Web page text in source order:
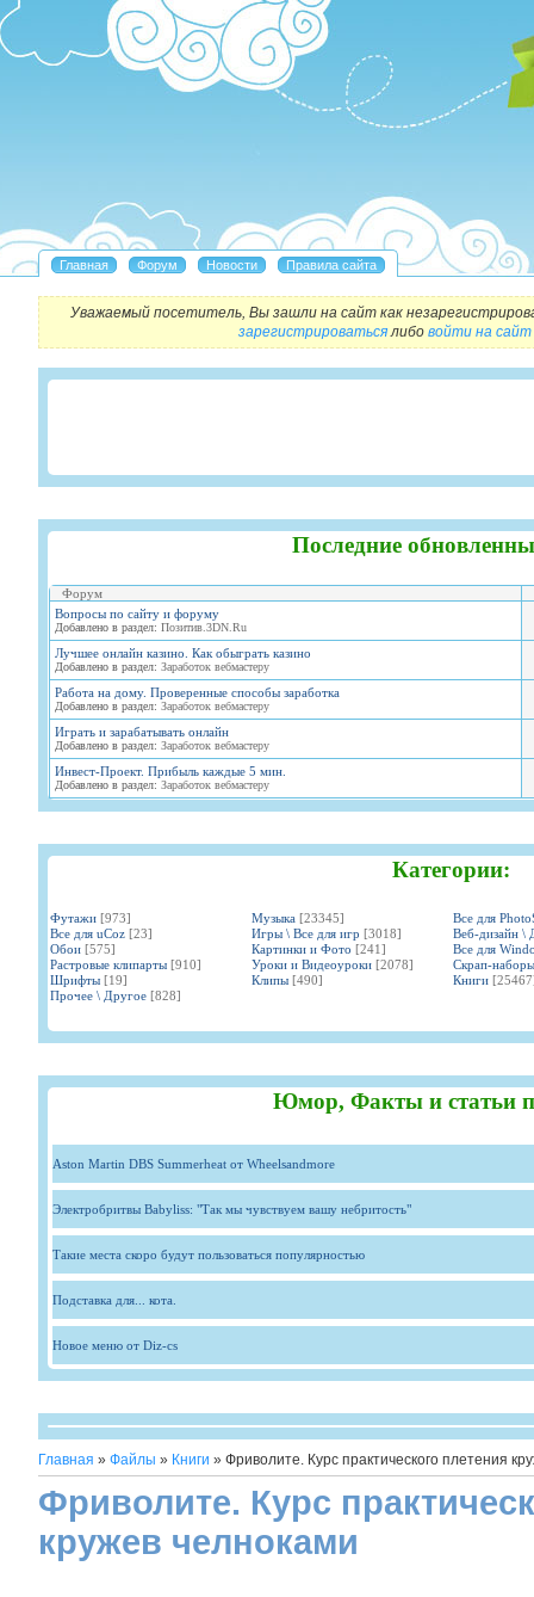
Уважаемый посетитель, Вы зашли на сайт как
зарегистрироватьсялибо войти на сайт
Последние
Форум
Вопросы по сайту и форуму
Добавлено в раздел: Позитив.3DN.Ru
Лучшее онлайн казино. Как обыграть казино
Добавлено в раздел: Заработок вебмастеру
Работа на дому. Проверенные способы заработка
Добавлено в раздел: Заработок вебмастеру
Играть и зарабатывать онлайн
Добавлено в раздел: Заработок вебмастеру
Инвест-Проект. Прибыль каждые 5 мин.
Добавлено в раздел: Заработок вебмастеру
Категории:
Футажи [973] Музыка [23345]
Все для
Все для uCoz [23] Игры \ Все для игр [3018]
Веб-дизайн \
Обои [575] Картинки и Фото [241]
Все для
Растровые клипарты [910] Уроки и Видеоуроки [2078]
Скрап-наборы
Шрифты [19] Клипы [490] Книги
Прочее \ Другое [828]
Юмор, Факты и статьи
Aston Martin DBS Summerheat от Wheelsandmore
Электробритвы Babyliss: "Так мы чувствуем вашу небритость"
Такие места скоро будут пользоваться популярностью
Подставка для... кота.
Новое меню от Diz-cs
Главная » Файлы » Книги » Фриволите. Курс практического плетения
Фриволите. Курс
кружев челноками